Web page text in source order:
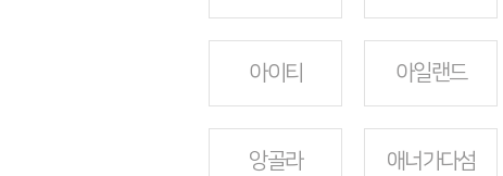
아이티 아일랜드
앙골라 애너가다섬